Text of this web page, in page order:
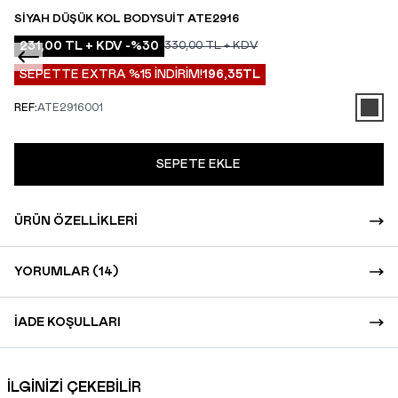
SIYAH DÜŞÜK KOL BODYSUIT ATE2916
231,00 TL + KDV -%30 330,00TL + KDV
SEPETTE EXTRA %15 İNDİRİM!196,35TL
REF:ATE2916001
SEPETE EKLE
ÜRÜN ÖZELLIKLERI
YORUMLAR (14)
İADE KOŞULLARI
İLGİNİZİ ÇEKEBİLİR